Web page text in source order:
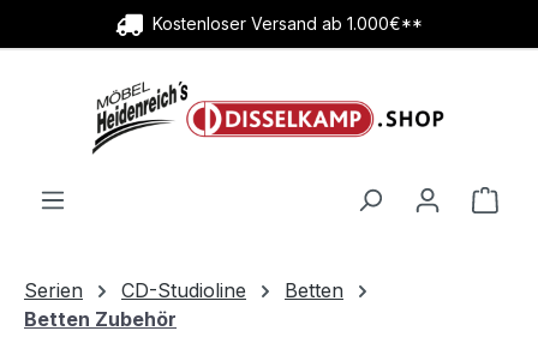
Zum Hauptinhalt springenKostenloser Versand ab 1.000€**
Serien CD-Studioline
Betten
Betten Zubehör